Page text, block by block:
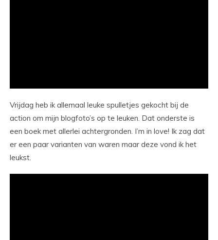
Vrijdag heb ik allemaal leuke spulletjes gekocht bij de
action om mijn blogfoto’s op te leuken. Dat onderste is
een boek met allerlei achtergronden. I’m in love! Ik zag dat
er een paar varianten van waren maar deze vond ik het
leukst.